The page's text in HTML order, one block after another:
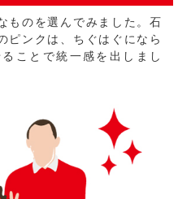
ものを選んでみました。石
ピンクは、ちぐはぐになら
ことで統一感を出しまし